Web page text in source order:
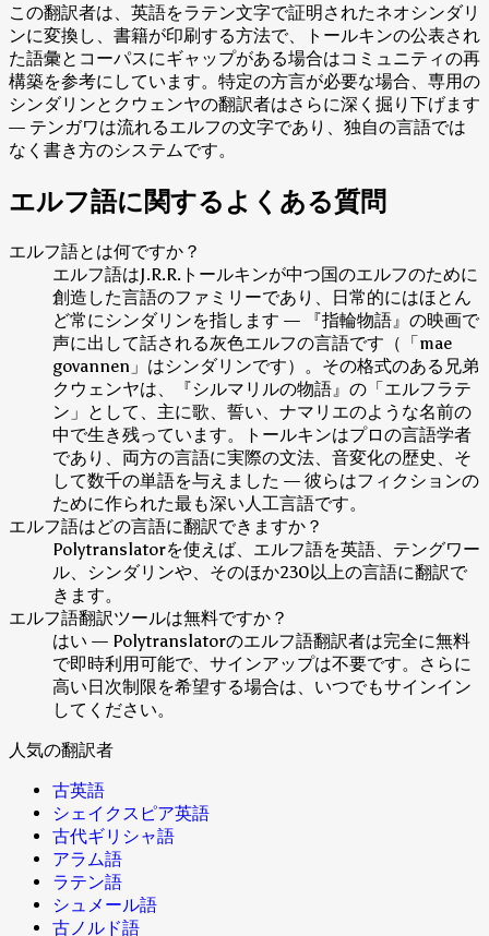
この翻訳者は、英語をラテン文字で証明されたネオシンダリ
ンに変換し、書籍が印刷する方法で、トールキンの公表され
た語彙とコーパスにギャップがある場合はコミュニティの再
構築を参考にしています。特定の方言が必要な場合、専用の
シンダリンとクウェンヤの翻訳者はさらに深く掘り下げます
— テンガワは流れるエルフの文字であり、独自の言語では
なく書き方のシステムです。
エルフ語に関するよくある質問
エルフ語とは何ですか？
エルフ語はJ.R.R.トールキンが中つ国のエルフのために
創造した言語のファミリーであり、日常的にはほとん
ど常にシンダリンを指します — 『指輪物語』の映画で
声に出して話される灰色エルフの言語です（「mae
govannen」はシンダリンです）。その格式のある兄弟
クウェンヤは、『シルマリルの物語』の「エルフラテ
ン」として、主に歌、誓い、ナマリエのような名前の
中で生き残っています。トールキンはプロの言語学者
であり、両方の言語に実際の文法、音変化の歴史、そ
して数千の単語を与えました — 彼らはフィクションの
ために作られた最も深い人工言語です。
エルフ語はどの言語に翻訳できますか？
Polytranslatorを使えば、エルフ語を英語、テングワー
ル、シンダリンや、そのほか230以上の言語に翻訳で
きます。
エルフ語翻訳ツールは無料ですか？
はい — Polytranslatorのエルフ語翻訳者は完全に無料
で即時利用可能で、サインアップは不要です。さらに
高い日次制限を希望する場合は、いつでもサインイン
してください。
人気の翻訳者
古英語
シェイクスピア英語
古代ギリシャ語
アラム語
ラテン語
シュメール語
古ノルド語